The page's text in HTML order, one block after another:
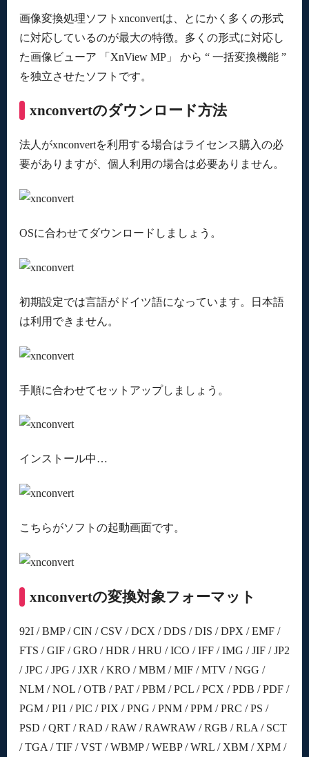
画像変換処理ソフトxnconvertは、とにかく多くの形式
に対応しているのが最大の特徴。多くの形式に対応し
た画像ビューア 「XnView MP」 から “ 一括変換機能 ”
を独立させたソフトです。
xnconvertのダウンロード方法
法人がxnconvertを利用する場合はライセンス購入の必
要がありますが、個人利用の場合は必要ありません。
OSに合わせてダウンロードしましょう。
初期設定では言語がドイツ語になっています。日本語
は利用できません。
手順に合わせてセットアップしましょう。
インストール中…
こちらがソフトの起動画面です。
xnconvertの変換対象フォーマット
92I / BMP / CIN / CSV / DCX / DDS / DIS / DPX / EMF /
FTS / GIF / GRO / HDR / HRU / ICO / IFF / IMG / JIF / JP2
/ JPC / JPG / JXR / KRO / MBM / MIF / MTV / NGG /
NLM / NOL / OTB / PAT / PBM / PCL / PCX / PDB / PDF /
PGM / PI1 / PIC / PIX / PNG / PNM / PPM / PRC / PS /
PSD / QRT / RAD / RAW / RAWRAW / RGB / RLA / SCT
/ TGA / TIF / VST / WBMP / WEBP / WRL / XBM / XPM /